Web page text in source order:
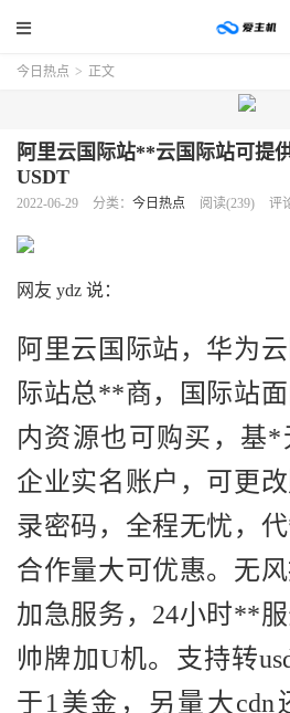
今日热点 > 正文
阿里云国际站**云国际站可提
USDT
2022-06-29 分类： 今日热点 阅读(239) 评
网友 ydz 说：
阿里云国际站，华为
际站总**商，国际站
内资源也可购买，基
企业实名账户，可更
录密码，全程无忧，
合作量大可优惠。无
加急服务，24小时**
帅牌加U机。支持转
于1美金，另量大cdn